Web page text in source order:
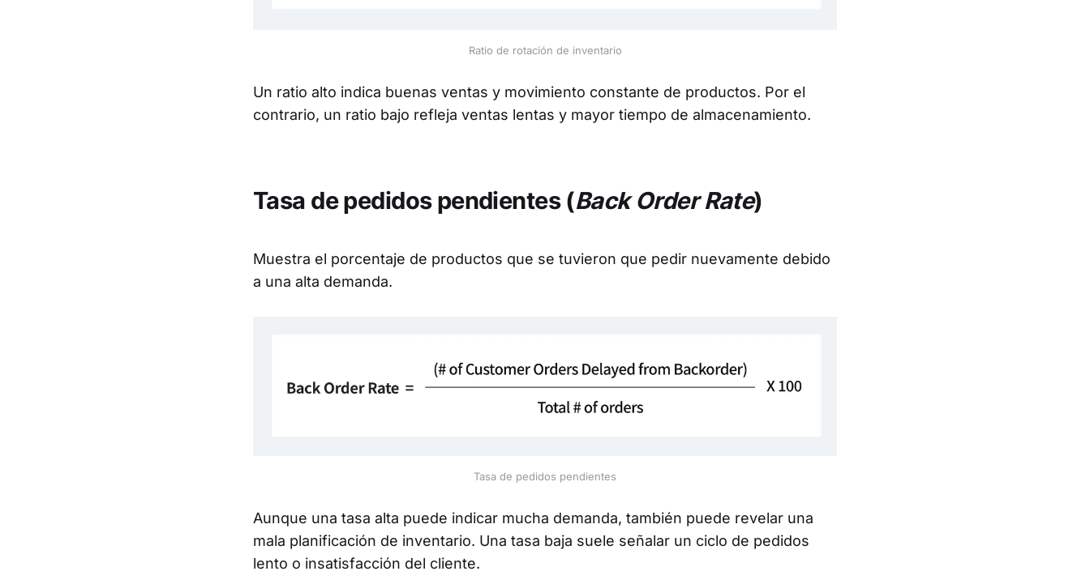
Ratio de rotación de inventario
Un ratio alto indica buenas ventas y movimiento constante de productos. Por el
contrario, un ratio bajo refleja ventas lentas y mayor tiempo de almacenamiento.
Tasa de pedidos pendientes (Back Order Rate)
Muestra el porcentaje de productos que se tuvieron que pedir nuevamente debido
a una alta demanda.
Tasa de pedidos pendientes
Aunque una tasa alta puede indicar mucha demanda, también puede revelar una
mala planificación de inventario. Una tasa baja suele señalar un ciclo de pedidos
lento o insatisfacción del cliente.